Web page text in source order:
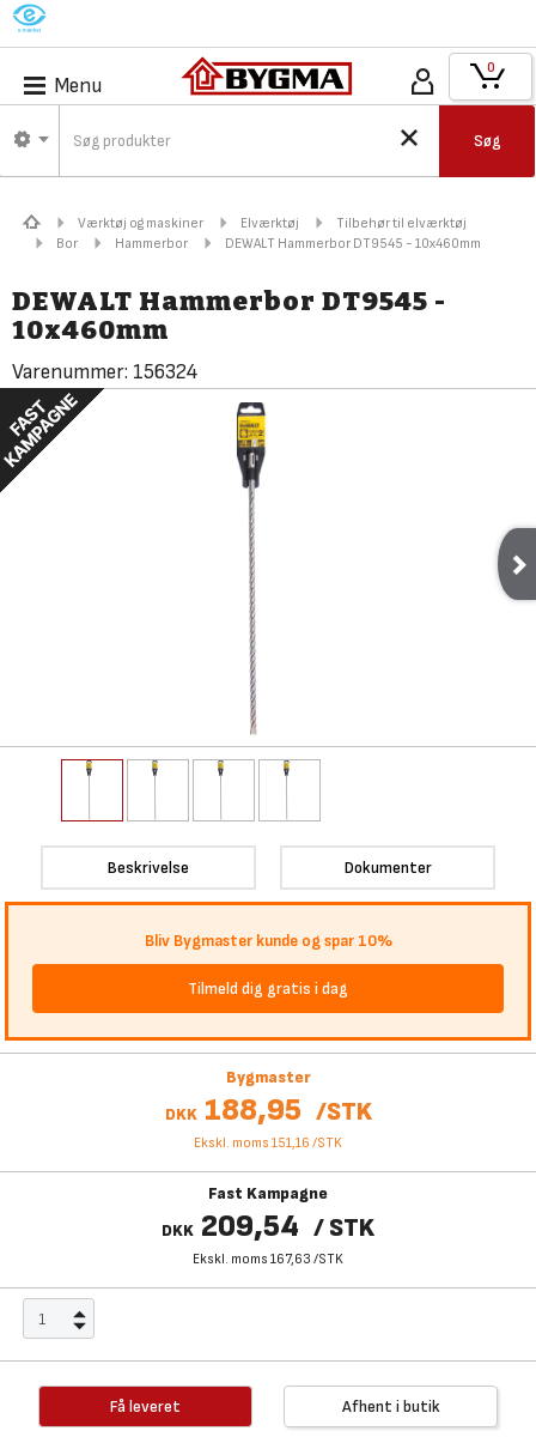
M
Menu
Søg
0
Værktøj og maskiner Elværktøj
Tilbehør til elværktøj
Bor
Hammerbor DEWALT Hammerbor DT9545 - 10x460mm
DEWALT Hammerbor DT9545 -
10x460mm
Varenummer: 156324
Beskrivelse Dokumenter
Bliv Bygmaster kunde og spar 10%
Tilmeld dig gratis i dag
Bygmaster
DKK 188,95 /STK
Ekskl. moms 151,16 /STK
Fast Kampagne
DKK 209,54 /STK
Ekskl. moms 167,63 /STK
Få leveret Afhent i butik